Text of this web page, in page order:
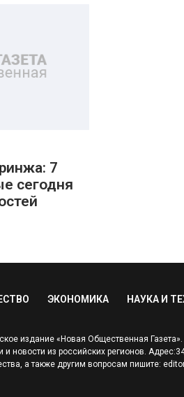
7
сегодня
ЭКОНОМИКА НАУКА И
издание «Новая Общественная
новости из российских регионов.
а также другим вопросам пишите: